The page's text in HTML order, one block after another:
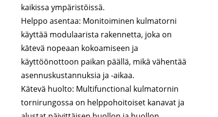
kaikissa ympäristöissä.
Helppo asentaa: Monitoiminen kulmatorni
käyttää modulaarista rakennetta, joka on
kätevä nopeaan kokoamiseen ja
käyttöönottoon paikan päällä, mikä vähentää
asennuskustannuksia ja -aikaa.
Kätevä huolto: Multifunctional kulmatornin
tornirungossa on helppohoitoiset kanavat ja